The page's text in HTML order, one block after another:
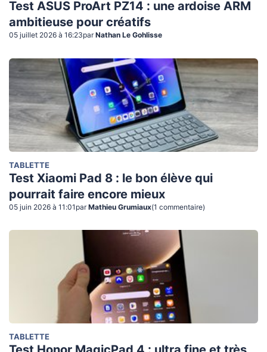
Test ASUS ProArt PZ14 : une ardoise ARM
ambitieuse pour créatifs
05 juillet 2026 à 16:23par Nathan Le Gohlisse
TABLETTE
Test Xiaomi Pad 8 : le bon élève qui
pourrait faire encore mieux
05 juin 2026 à 11:01 par Mathieu Grumiaux(1 commentaire)
TABLETTE